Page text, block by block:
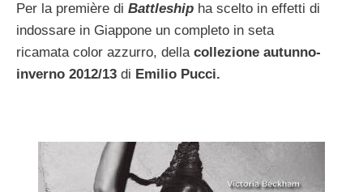
Per la première di Battleship ha scelto in effetti di
indossare in Giappone un completo in seta
ricamata color azzurro, della collezione autunno-
inverno 2012/13 di Emilio Pucci.